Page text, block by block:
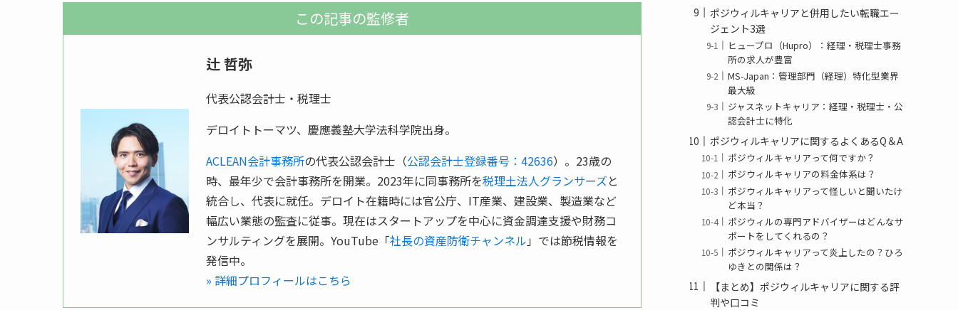
この記事の監修者
辻 哲弥
代表公認会計士・税理士
デロイトトーマツ、慶應義塾大学法科学院出身。
ACLEAN会計事務所の代表公認会計士（公認会計士登録番号：42636）。23歳の
時、最年少で会計事務所を開業。2023年に同事務所を税理土法人グランサーズと
統合し、代表に就任。デロイト在籍時には官公庁、IT産業、建設業、製造業など
幅広い業態の監査に従事。現在はスタートアップを中心に資金調達支援や財務コ
ンサルティングを展開。YouTube「社長の資産防衛チャンネル 」では節税情報を
発信中。
» 詳細プロフィールはこちら
ポジウィルキャリアと併用したい転職エー
ジェント3選
ヒュープロ（Hupro）：経理・税理士事務
所の求人が豊富
MS-Japan：管理部門（経理）特化型業界
最大級
ジャスネットキャリア：経理・税理士・公
認会計士に特化
ポジウィルキャリアに関するよくあるQ＆A
ポジウィルキャリアって何ですか？
ポジウィルキャリアの料金体系は？
ポジウィルキャリアって怪しいと聞いたけ
ど本当？
ポジウィルの専門アドバイザーはどんなサ
ポートをしてくれるの？
ポジウィルキャリアって炎上したの？ひろ
ゆきとの関係は？
【まとめ】ポジウィルキャリアに関する評
判や口コミ